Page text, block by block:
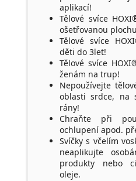
aplikací!
Tělové svíce
ošetřovanou plochu
Tělové svíce
děti do 3let!
Tělové svíce
ženám na trup!
Nepoužívejte
oblasti srdce, na
rány!
Chraňte při
ochlupení apod.
Svíčky s včelím
neaplikujte
produkty nebo
oleje.